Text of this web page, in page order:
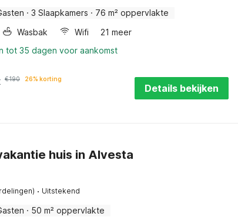
· 3 Slaapkamers · 76 m² oppervlakte
Wasbak Wifi
21 meer
tot 35 dagen voor aankomst
€190 26% korting
Details bekijken
huis in Alvesta
· Uitstekend
· 50 m² oppervlakte